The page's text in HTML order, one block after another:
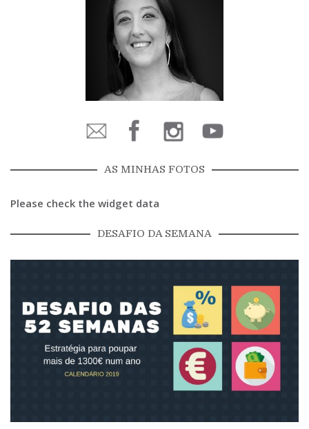
AS MINHAS FOTOS
Please check the widget data
DESAFIO DA SEMANA